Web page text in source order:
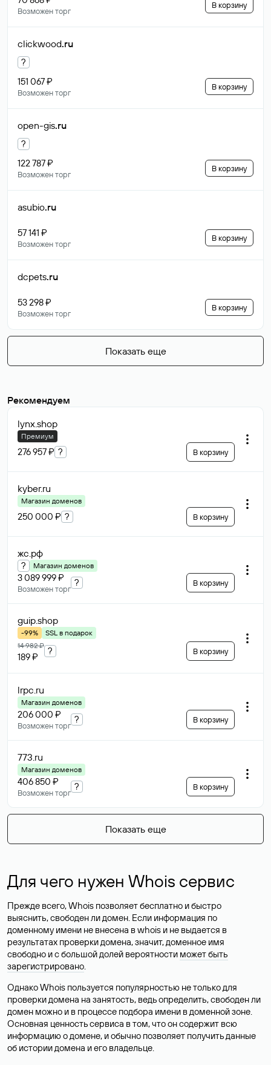
Возможен торг
В корзину
clickwood.ru
?
151 067 ₽
Возможен торг
В корзину
open-gis.ru
?
122 787 ₽
Возможен торг
В корзину
asubio.ru
57 141 ₽
Возможен торг
В корзину
dcpets.ru
53 298 ₽
Возможен торг
В корзину
Показать еще
Рекомендуем
lynx.shop
Премиум
276 957 ₽ ? В корзину
kyber.ru
Магазин доменов
250 000 ₽ ? В корзину
жс.рф
? Магазин доменов
3 089 999 ₽
Возможен торг
? В корзину
guip.shop
-99%
SSL в подарок
14 982 ₽
189 ₽
? В корзину
lrpc.ru
Магазин доменов
206 000 ₽
Возможен торг
? В корзину
773.ru
Магазин доменов
406 850 ₽
Возможен торг
? В корзину
Показать еще
Для чего нужен Whois сервис
Прежде всего, Whois позволяет бесплатно и быстро
выяснить, свободен ли домен. Если информация по
доменному имени не внесена в whois и не выдается в
результатах проверки домена, значит, доменное имя
свободно и с большой долей вероятности может быть
зарегистрировано.
Однако Whois пользуется популярностью не только для
проверки домена на занятость, ведь определить, свободен ли
домен можно и в процессе подбора имени в доменной зоне.
Основная ценность сервиса в том, что он содержит всю
информацию о домене, и обычно позволяет получить данные
об истории домена и его владельце.